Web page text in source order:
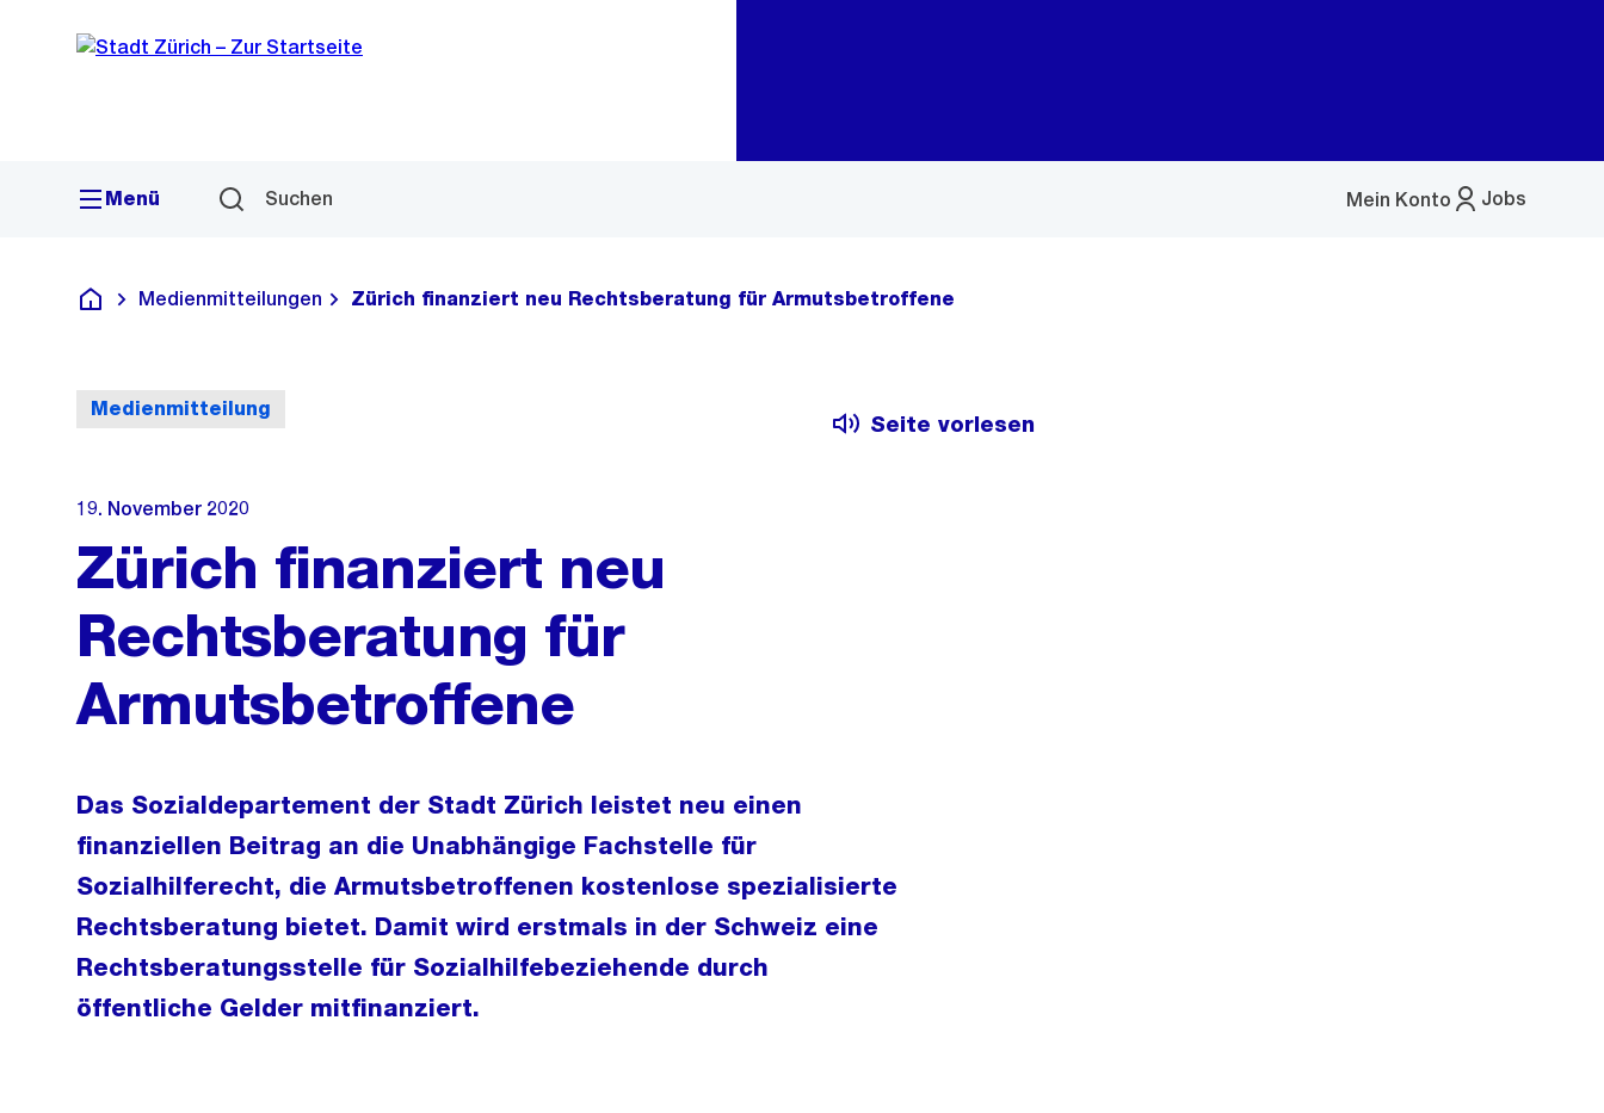
Navigation
Sprunglink
Menü Suchen Jobs
Mein Konto
Menü
Deutsch
Medienmitteilungen Zürich finanziert neu Rechtsberatung für Armutsbetroffene
Medienmitteilung
Seite vorlesen
19. November 2020
Zürich finanziert neu
Rechtsberatung für
Armutsbetroffene
Das Sozialdepartement der Stadt Zürich leistet neu einen
finanziellen Beitrag an die Unabhängige Fachstelle für
Sozialhilferecht, die Armutsbetroffenen kostenlose spezialisierte
Rechtsberatung bietet. Damit wird erstmals in der Schweiz eine
Rechtsberatungsstelle für Sozialhilfebeziehende durch
öffentliche Gelder mitfinanziert.